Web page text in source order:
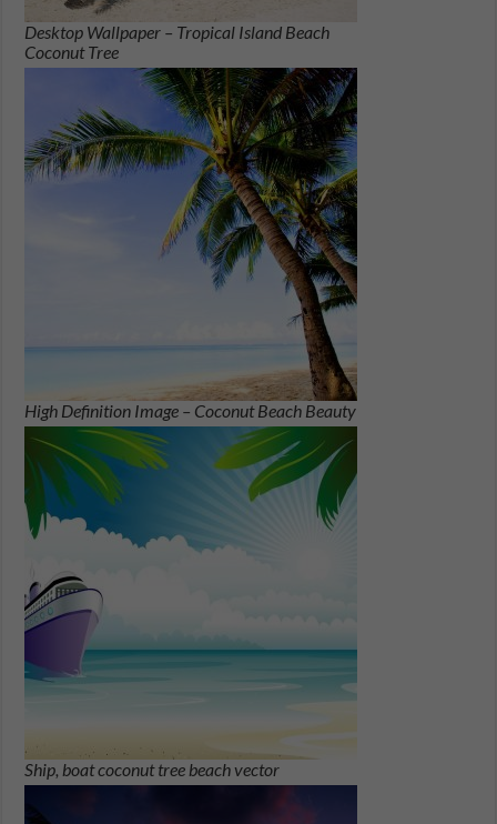
Desktop Wallpaper – Tropical Island Beach
Coconut Tree
High Definition Image – Coconut Beach Beauty
Ship, boat coconut tree beach vector